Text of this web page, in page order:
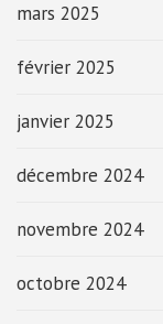
mars 2025
février 2025
janvier 2025
décembre 2024
novembre 2024
octobre 2024